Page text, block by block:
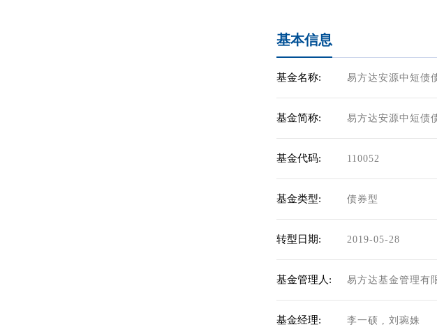
基本信息
基金名称: 易方达安源中短债
基金简称: 易方达安源中短债
基金代码: 110052
基金类型: 债券型
转型日期: 2019-05-28
基金管理人: 易方达基金管理有
基金经理: 李一硕 , 刘琬姝